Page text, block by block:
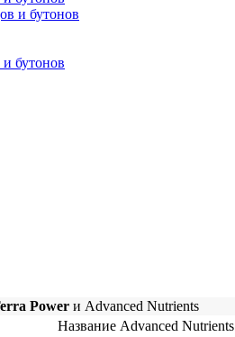
бутонов
Power и Advanced Nutrients
Название Advanced Nutrients